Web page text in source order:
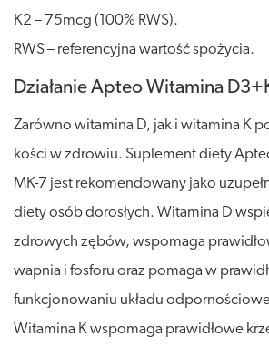
K2 – 75mcg (100% RWS).
RWS – referencyjna wartość spożycia.
Działanie Apteo Witamina
Zarówno witamina D, jak i witamina K
kości w zdrowiu. Suplement diety
MK-7 jest rekomendowany jako
diety osób dorosłych. Witamina D
zdrowych zębów, wspomaga
wapnia i fosforu oraz pomaga w
funkcjonowaniu układu
Witamina K wspomaga prawidłowe